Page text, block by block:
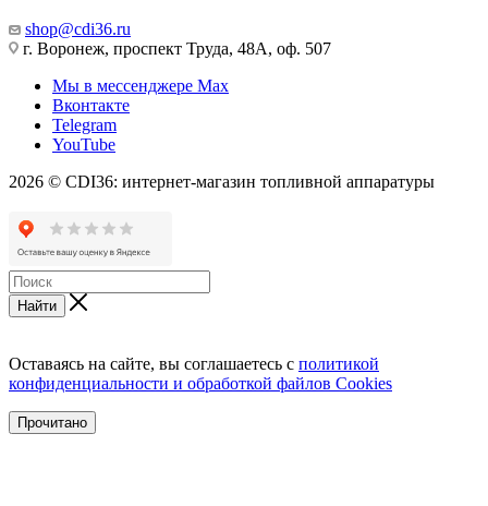
shop@cdi36.ru
г. Воронеж, проспект Труда, 48А, оф. 507
Мы в мессенджере Max
Вконтакте
Telegram
YouTube
2026 © CDI36: интернет-магазин топливной аппаратуры
Найти
Оставаясь на сайте, вы соглашаетесь с политикой
конфиденциальности и обработкой файлов Cookies
Прочитано